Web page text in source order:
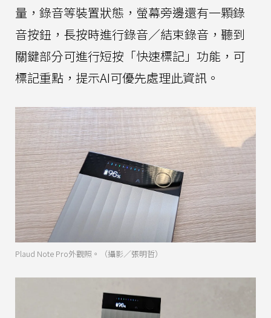
量，錄音等裝置狀態，螢幕旁邊還有一顆錄
音按鈕，長按時進行錄音／結束錄音，聽到
關鍵部分可進行短按「快速標記」功能，可
標記重點，提示AI可優先處理此資訊。
Plaud Note Pro外觀照。（攝影／張明哲）